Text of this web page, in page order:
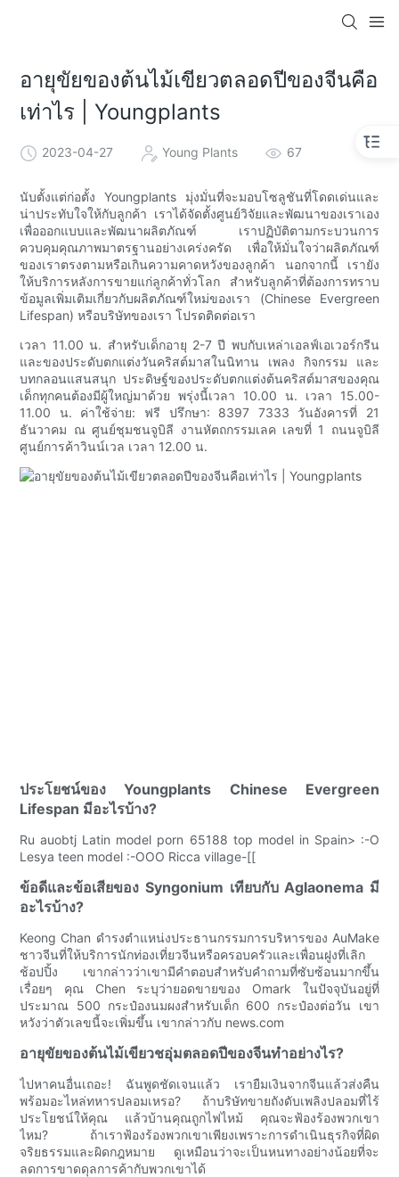
อายุขัยของต้นไม้เขียวตลอดปีของจีนคือ
เท่าไร | Youngplants
2023-04-27 Young Plants 67
นับตั้งแต่ก่อตั้ง Youngplants มุ่งมั่นที่จะมอบโซลูชันที่โดดเด่นและ
น่าประทับใจให้กับลูกค้า เราได้จัดตั้งศูนย์วิจัยและพัฒนาของเราเอง
เพื่อออกแบบและพัฒนาผลิตภัณฑ์ เราปฏิบัติตามกระบวนการ
ควบคุมคุณภาพมาตรฐานอย่างเคร่งครัด เพื่อให้มั่นใจว่าผลิตภัณฑ์
ของเราตรงตามหรือเกินความคาดหวังของลูกค้า นอกจากนี้ เรายัง
ให้บริการหลังการขายแก่ลูกค้าทั่วโลก สำหรับลูกค้าที่ต้องการทราบ
ข้อมูลเพิ่มเติมเกี่ยวกับผลิตภัณฑ์ใหม่ของเรา (Chinese Evergreen
Lifespan) หรือบริษัทของเรา โปรดติดต่อเรา
เวลา 11.00 น. สำหรับเด็กอายุ 2-7 ปี พบกับเหล่าเอลฟ์เอเวอร์กรีน
และของประดับตกแต่งวันคริสต์มาสในนิทาน เพลง กิจกรรม และ
บทกลอนแสนสนุก ประดิษฐ์ของประดับตกแต่งต้นคริสต์มาสของคุณ
เด็กทุกคนต้องมีผู้ใหญ่มาด้วย พรุ่งนี้เวลา 10.00 น. เวลา 15.00-
11.00 น. ค่าใช้จ่าย: ฟรี ปรึกษา: 8397 7333 วันอังคารที่ 21
ธันวาคม ณ ศูนย์ชุมชนจูบิลี งานหัตถกรรมเลค เลขที่ 1 ถนนจูบิลี
ศูนย์การค้าวินน์เวล เวลา 12.00 น.
ประโยชน์ของ Youngplants Chinese Evergreen
Lifespan มีอะไรบ้าง?
Ru auobtj Latin model porn 65188 top model in Spain> :-O
Lesya teen model :-OOO Ricca village-[[
ข้อดีและข้อเสียของ Syngonium เทียบกับ Aglaonema มี
อะไรบ้าง?
Keong Chan ดำรงตำแหน่งประธานกรรมการบริหารของ AuMake
ชาวจีนที่ให้บริการนักท่องเที่ยวจีนหรือครอบครัวและเพื่อนฝูงที่เลิก
ช้อปปิ้ง เขากล่าวว่าเขามีคำตอบสำหรับคำถามที่ซับซ้อนมากขึ้น
เรื่อยๆ คุณ Chen ระบุว่ายอดขายของ Omark ในปัจจุบันอยู่ที่
ประมาณ 500 กระป๋องนมผงสำหรับเด็ก 600 กระป๋องต่อวัน เขา
หวังว่าตัวเลขนี้จะเพิ่มขึ้น เขากล่าวกับ news.com
อายุขัยของต้นไม้เขียวชอุ่มตลอดปีของจีนทำอย่างไร?
ไปหาคนอื่นเถอะ! ฉันพูดชัดเจนแล้ว เรายืมเงินจากจีนแล้วส่งคืน
พร้อมอะไหล่ทหารปลอมเหรอ? ถ้าบริษัทขายถังดับเพลิงปลอมที่ไร้
ประโยชน์ให้คุณ แล้วบ้านคุณถูกไฟไหม้ คุณจะฟ้องร้องพวกเขา
ไหม? ถ้าเราฟ้องร้องพวกเขาเพียงเพราะการดำเนินธุรกิจที่ผิด
จริยธรรมและผิดกฎหมาย ดูเหมือนว่าจะเป็นหนทางอย่างน้อยที่จะ
ลดการขาดดุลการค้ากับพวกเขาได้